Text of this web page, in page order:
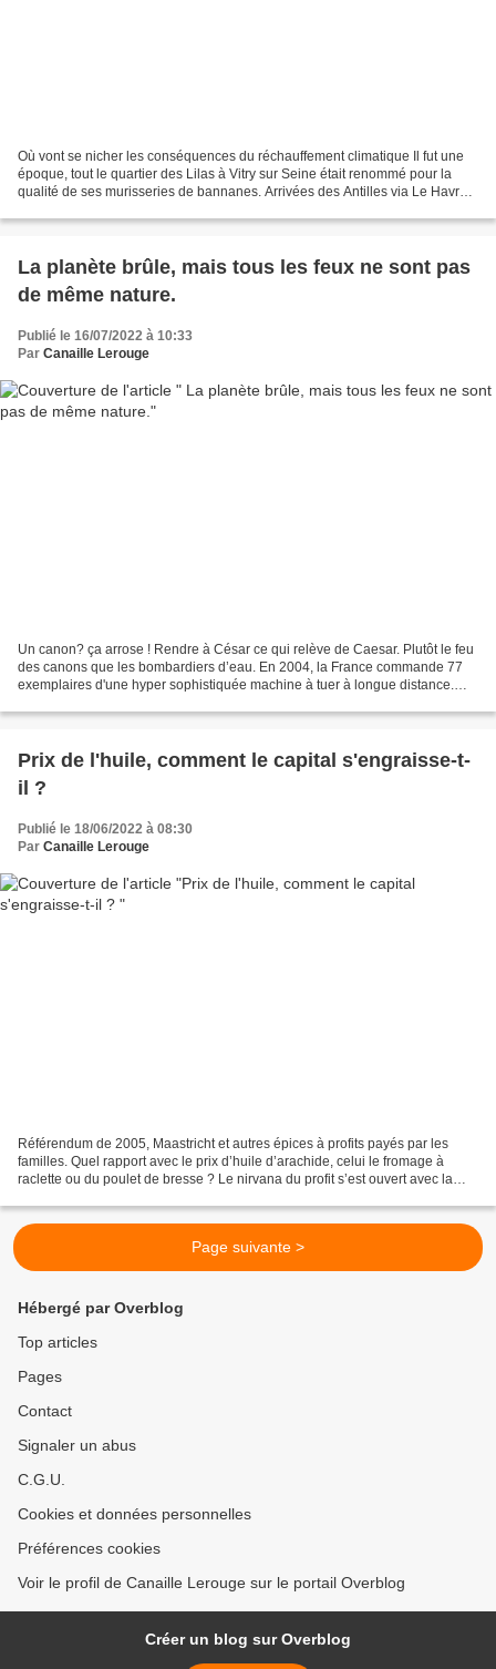
Où vont se nicher les conséquences du réchauffement climatique Il fut une
époque, tout le quartier des Lilas à Vitry sur Seine était renommé pour la
qualité de ses murisseries de bannanes. Arrivées des Antilles via Le Havre
La planète brûle, mais tous les feux ne sont pas
de même nature.
Publié le 16/07/2022 à 10:33
Par Canaille Lerouge
Un canon? ça arrose ! Rendre à César ce qui relève de Caesar. Plutôt le feu
des canons que les bombardiers d’eau. En 2004, la France commande 77
exemplaires d'une hyper sophistiquée machine à tuer à longue distance.
Prix de l'huile, comment le capital s'engraisse-t-
il ?
Publié le 18/06/2022 à 08:30
Par Canaille Lerouge
Référendum de 2005, Maastricht et autres épices à profits payés par les
familles. Quel rapport avec le prix d’huile d’arachide, celui le fromage à
raclette ou du poulet de bresse ? Le nirvana du profit s’est ouvert avec la
Page suivante >
Hébergé par Overblog
Top articles
Pages
Contact
Signaler un abus
C.G.U.
Cookies et données personnelles
Préférences cookies
Voir le profil de Canaille Lerouge sur le portail Overblog
Créer un blog sur Overblog